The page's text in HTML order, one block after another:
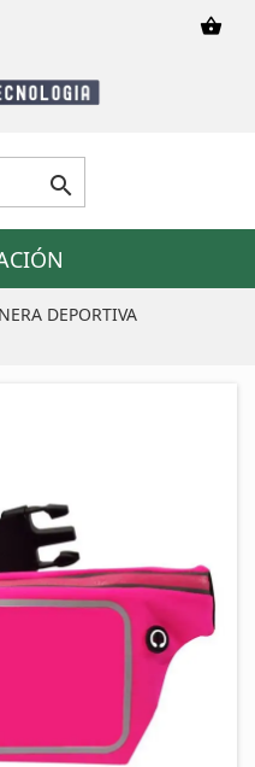
shopping_basket

DEPORTIVA